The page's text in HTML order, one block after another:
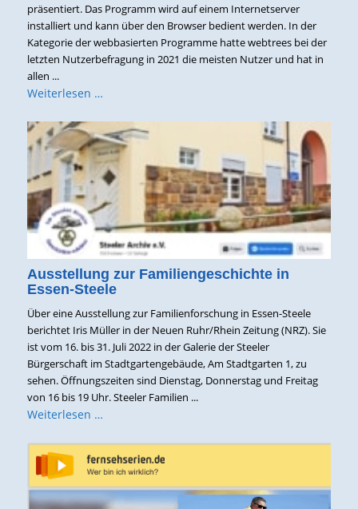
präsentiert. Das Programm wird auf einem Internetserver
installiert und kann über den Browser bedient werden. In der
Kategorie der webbasierten Programme hatte webtrees bei der
letzten Nutzerbefragung in 2021 die meisten Nutzer und hat in
allen ...
Weiterlesen …
Ausstellung zur Familiengeschichte in
Essen-Steele
Über eine Ausstellung zur Familienforschung in Essen-Steele
berichtet Iris Müller in der Neuen Ruhr/Rhein Zeitung (NRZ). Sie
ist vom 16. bis 31. Juli 2022 in der Galerie der Steeler
Bürgerschaft im Stadtgartengebäude, Am Stadtgarten 1, zu
sehen. Öffnungszeiten sind Dienstag, Donnerstag und Freitag
von 16 bis 19 Uhr. Steeler Familien ...
Weiterlesen …